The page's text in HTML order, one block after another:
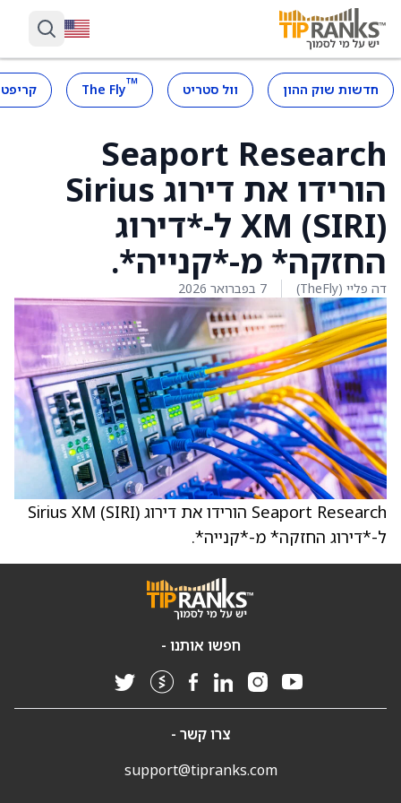
חדשות שוק ההון וול סטריט ™
The Fly
Seaport Research
הורידו את דירוג Sirius
XM (SIRI) ל-*דירוג
החזקה* מ-*קנייה*.
דה פליי (TheFly) 7 בפברואר 2026
Seaport Research הורידו את דירוג Sirius XM (SIRI)
ל-*דירוג החזקה* מ-*קנייה*.
חפשו אותנו -
צרו קשר -
support@tipranks.com